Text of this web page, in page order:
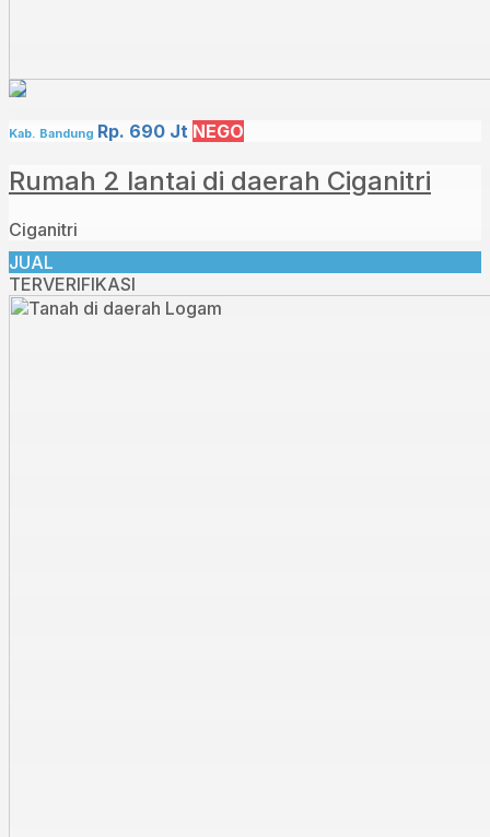
Kab. Bandung Rp. 690 Jt NEGO
Rumah 2 lantai di daerah Ciganitri
Ciganitri
JUAL
TERVERIFIKASI